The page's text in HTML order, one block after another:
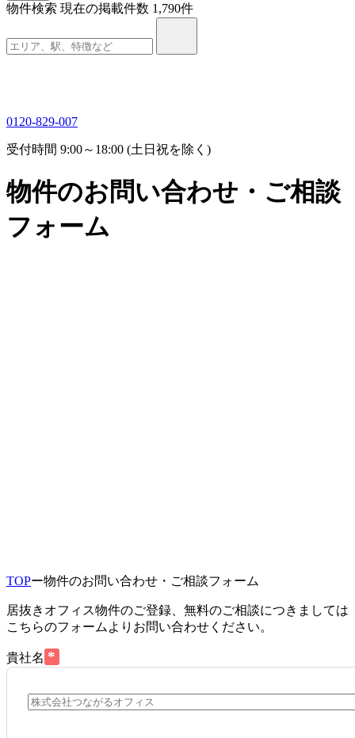
物件検索 現在の掲載件数 1,790件
0120-829-007
受付時間 9:00～18:00 (土日祝を除く)
物件のお問い合わせ・ご相談
フォーム
TOPー物件のお問い合わせ・ご相談フォーム
居抜きオフィス物件のご登録、無料のご相談につきましては
こちらのフォームよりお問い合わせください。
貴社名 *